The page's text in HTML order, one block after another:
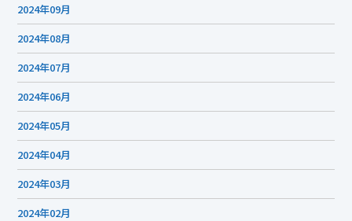
2024年09月
2024年08月
2024年07月
2024年06月
2024年05月
2024年04月
2024年03月
2024年02月